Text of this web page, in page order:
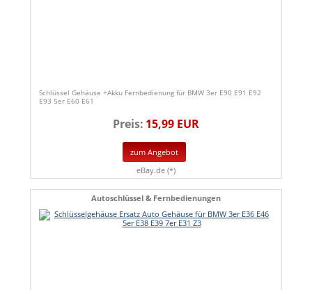
Schlüssel Gehäuse +Akku Fernbedienung für BMW 3er E90 E91 E92
E93 5er E60 E61
Preis: 15,99 EUR
zum Angebot
eBay.de (*)
Autoschlüssel & Fernbedienungen